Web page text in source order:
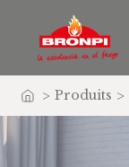
Accueil
> Produits >